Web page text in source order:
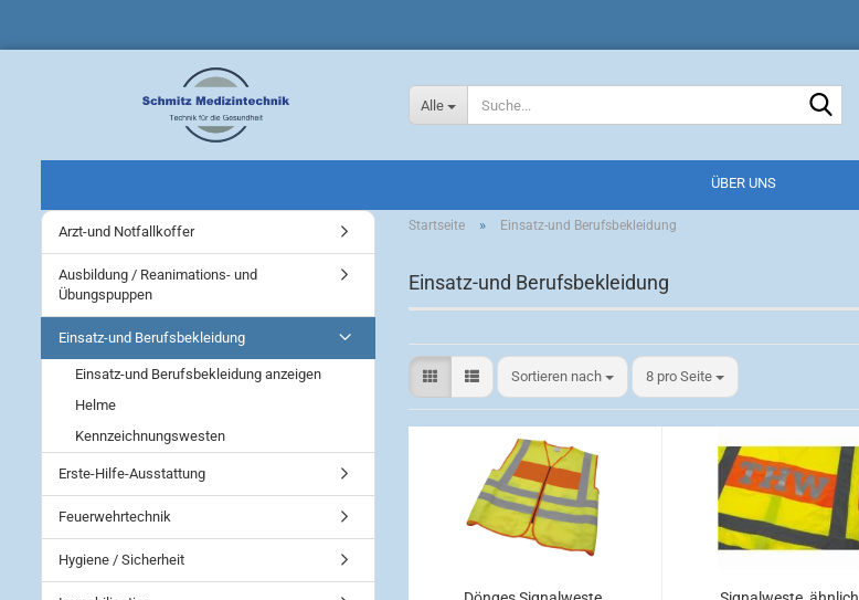
Alle
ÜBER UNS
Startseite » Einsatz-und Berufsbekleidung
Einsatz-und Berufsbekleidung
Sortieren nach
Sortieren nach 8 pro Seite
pro Seite
Arzt-und Notfallkoffer
Ausbildung / Reanimations- und
Übungspuppen
Einsatz-und Berufsbekleidung
Einsatz-und Berufsbekleidung anzeigen
Helme
Kennzeichnungswesten
Erste-Hilfe-Ausstattung
Feuerwehrtechnik
Hygiene / Sicherheit